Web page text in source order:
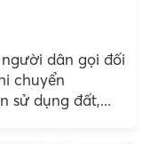
dân gọi đối
chuyển
sử dụng đất,...